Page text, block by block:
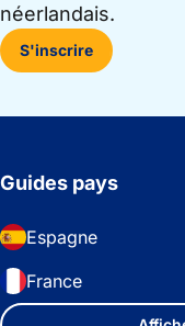
néerlandais.
S'inscrire
Guides pays
Espagne
France